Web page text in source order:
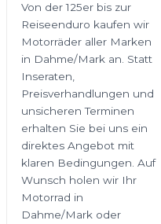
Von der 125er bis zur
Reiseenduro kaufen wir
Motorräder aller Marken
in Dahme/Mark an. Statt
Inseraten,
Preisverhandlungen und
unsicheren Terminen
erhalten Sie bei uns ein
direktes Angebot mit
klaren Bedingungen. Auf
Wunsch holen wir Ihr
Motorrad in
Dahme/Mark oder